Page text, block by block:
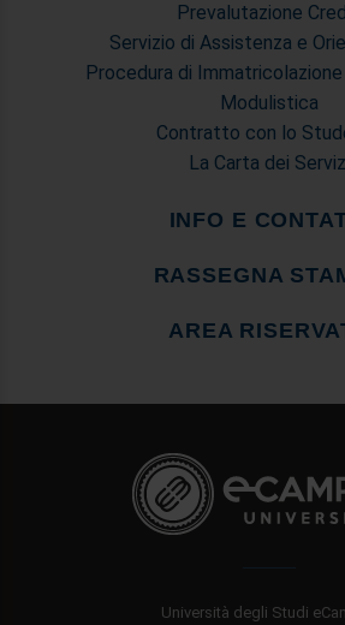
Prevalutazione
Servizio di Assistenza e
Procedura di
Modulistica
Contratto con lo
La Carta dei
INFO E
RASSEGNA
AREA
Università degli Studi